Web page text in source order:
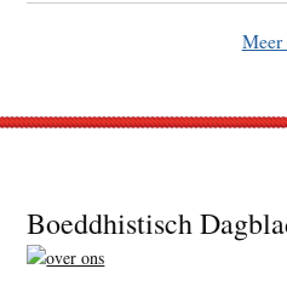
Meer
Footer
Boeddhistisch